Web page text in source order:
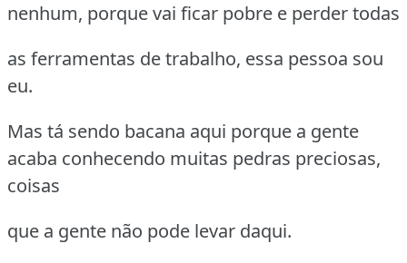
nenhum, porque vai ficar pobre e perder todas
as ferramentas de trabalho, essa pessoa sou
eu.
Mas tá sendo bacana aqui porque a gente
acaba conhecendo muitas pedras preciosas,
coisas
que a gente não pode levar daqui.